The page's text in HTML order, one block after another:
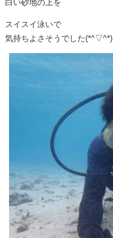
白い砂地の上を
スイスイ泳いで
気持ちよさそうでした(*^▽^*)